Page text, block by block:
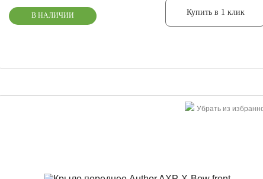
В НАЛИЧИИ Купить в 1 клик
Убрать из